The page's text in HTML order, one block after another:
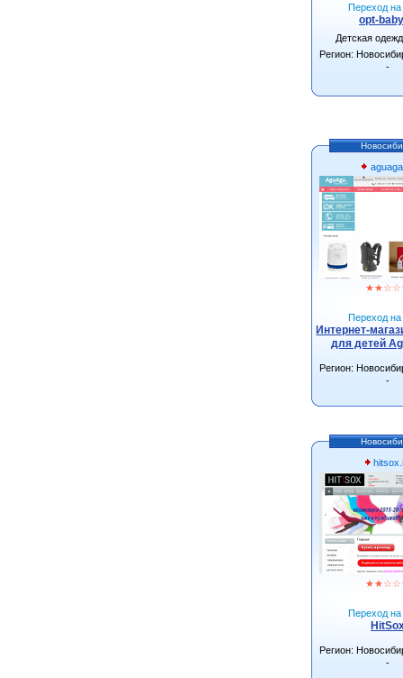
Переход на
opt-
Детская
Регион:
-
★★☆☆
Переход на
Интернет-
для детей
Регион:
-
★★☆☆
Переход на
Регион:
-